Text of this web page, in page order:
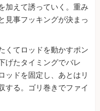
加えて誘っていく。重み
見事フッキングが決まっ
くてロッドを動かすポン
げたタイミングでバレ
ッドを固定し、あとはリ
する。ゴリ巻きでファイ